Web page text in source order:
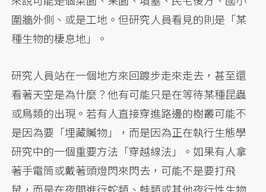
圍牆外側、或是工地。但研究人員看見的則是「某
種生物的棲息地」。
研究人員站在一個地方來回踱步走來走去，甚至還
看著天空是為什麼？他有可能只是在等待某種昆蟲
或鳥類的出現。若有人直接穿進路邊的樹叢可能不
是因為要「埋藏贓物」，而是因為正在執行生態學
研究中的一個重要方法「穿越線法」。如果有人拿
著手電筒或戴著頭燈閃來閃去，可能不是要打飛